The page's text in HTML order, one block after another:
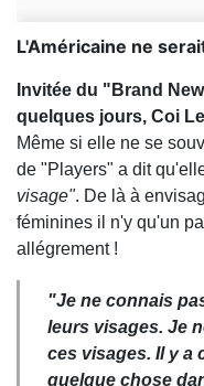
L'Américaine ne
Invitée du "Brand
quelques jours, Coi
Même si elle ne se
de "Players" a dit
visage". De là à
féminines il n'y qu'un
allégrement !
"Je ne connais
leurs visages. Je
ces visages. Il y a
quelque chose